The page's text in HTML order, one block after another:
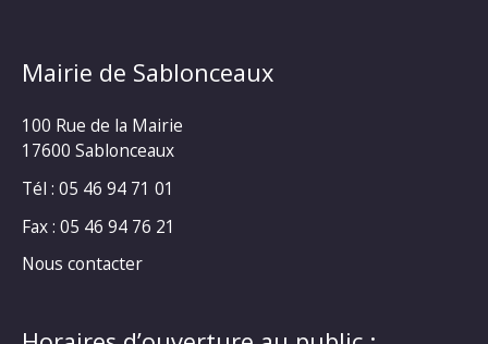
Mairie de Sablonceaux
100 Rue de la Mairie
17600 Sablonceaux
Tél : 05 46 94 71 01
Fax : 05 46 94 76 21
Nous contacter